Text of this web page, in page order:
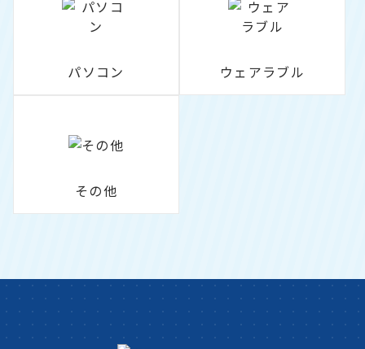
パソコン ウェアラブル
その他